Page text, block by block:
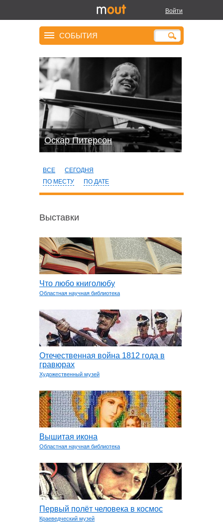
Войти
СОБЫТИЯ
Оскар Питерсон
ВСЕ
СЕГОДНЯ
ПО МЕСТУ
ПО ДАТЕ
Выставки
Что любо книголюбу
Областная научная библиотека
Отечественная война 1812 года в
гравюрах
Художественный музей
Вышитая икона
Областная научная библиотека
Первый полёт человека в космос
Краеведческий музей